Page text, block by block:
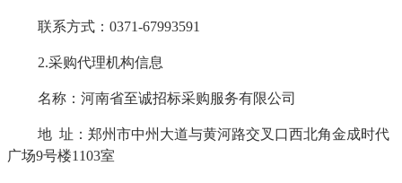
联系方式： 0371-67993591
2.采购代理机构信息
名称：河南省至诚招标采购服务有限公司
地 址：郑州市中州大道与黄河路交叉口西北角金成时代
广场9号楼1103室